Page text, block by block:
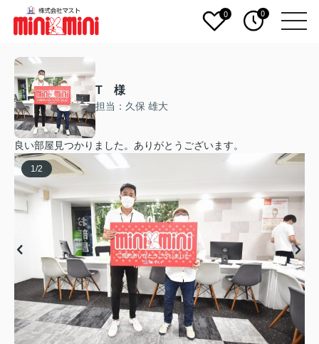
0 0
T 様
担当：久保 雄大
良い部屋見つかりました。ありがとうございます。
1 /2